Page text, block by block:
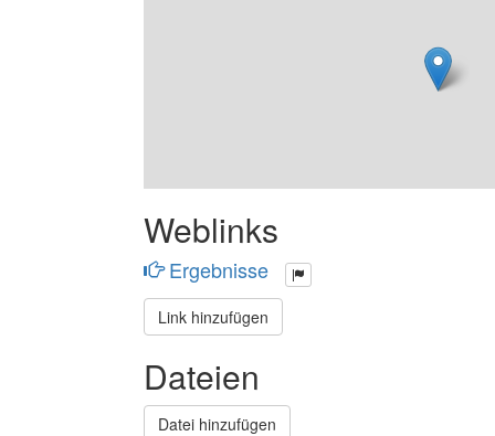
Weblinks
Ergebnisse
Link hinzufügen
Dateien
Datei hinzufügen